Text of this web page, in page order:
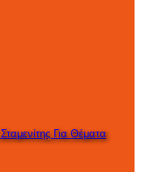
Για Θέματα